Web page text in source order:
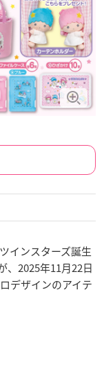
インスターズ誕生
、2025年11月22日
デザインのアイテ